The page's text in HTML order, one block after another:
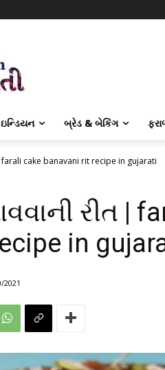
બ્રેડ & બેકિંગ
farali cake banavani rit recipe in gujarati
રીત |
in
2021